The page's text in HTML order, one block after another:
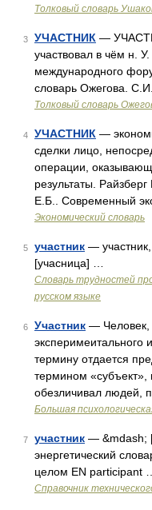
Толковый словарь
3 УЧАСТНИК —
участвовал в чём н.
международного
словарь Ожегова.
Толковый словарь
4 УЧАСТНИК —
сделки лицо,
операции,
результаты.
Е.Б.. Современный
Экономический словарь
5 участник — участник,
[учасница] …
Словарь трудностей
русском языке
6 Участник — Человек,
эксперимеитального
термину отдается
термином
обезличивал людей,
Большая
7 участник — &mdash;
энергетический
целом EN participant …
Справочник